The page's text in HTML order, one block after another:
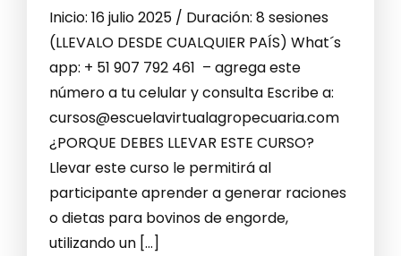
Inicio: 16 julio 2025 / Duración: 8 sesiones
(LLEVALO DESDE CUALQUIER PAÍS) What´s
app: + 51 907 792 461 – agrega este
número a tu celular y consulta Escribe a:
cursos@escuelavirtualagropecuaria.com
¿PORQUE DEBES LLEVAR ESTE CURSO?
Llevar este curso le permitirá al
participante aprender a generar raciones
o dietas para bovinos de engorde,
utilizando un […]